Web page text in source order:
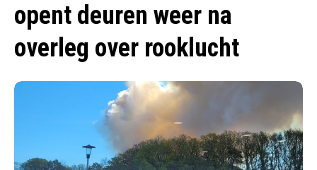
opent deuren weer na
overleg over rooklucht